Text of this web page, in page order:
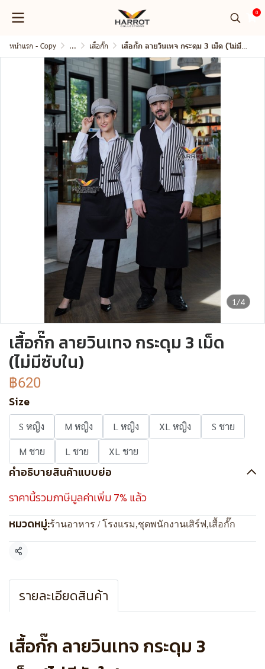
0
หน้าแรก - Copy ... เสื้อกั๊ก เสื้อกั๊ก ลายวินเทจ กระดุม 3 เม็ด (ไม่มีซับใน)
1/4
เสื้อกั๊ก ลายวินเทจ กระดุม 3 เม็ด
(ไม่มีซับใน)
฿620
Size
S หญิง M หญิง L หญิง XL หญิง
S ชาย
M ชาย
L ชาย XL ชาย
คำอธิบายสินค้าแบบย่อ
ราคานี้รวมภาษีมูลค่าเพิ่ม 7% แล้ว
หมวดหมู่:ร้านอาหาร / โรงแรม,ชุดพนักงานเสิร์ฟ,เสื้อกั๊ก
แชร์
รายละเอียดสินค้า
เสื้อกั๊ก ลายวินเทจ กระดุม 3